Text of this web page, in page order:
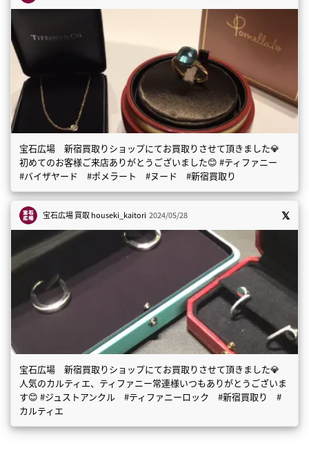
宝石広場 新宿買取りショップにてお買取りさせて頂きました💎
初めてのお客様ご来店ありがとうございました😊 #ティファニー
#バイザヤード #ポメラート #ヌード #新宿買取り
宝石広場 買取houseki_kaitori 2024/05/28
宝石広場 新宿買取りショップにてお買取りさせて頂きました💎
人気のカルティエ、ティファニー常連様いつもありがとうございま
す😊 #ジュストアンクル #ティファニーロック #新宿買取り #
カルティエ